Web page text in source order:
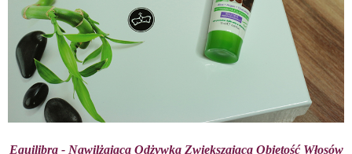
Equilibra - Nawilżająca Odżywka Zwiększająca Objętość Włosów